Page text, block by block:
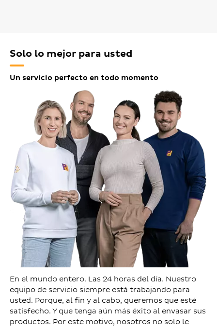
Solo lo mejor para usted
Un servicio perfecto en todo momento
En el mundo entero. Las 24 horas del día. Nuestro
equipo de servicio siempre está trabajando para
usted. Porque, al fin y al cabo, queremos que esté
satisfecho. Y que tenga aún más éxito al envasar sus
productos. Por este motivo, nosotros no solo le